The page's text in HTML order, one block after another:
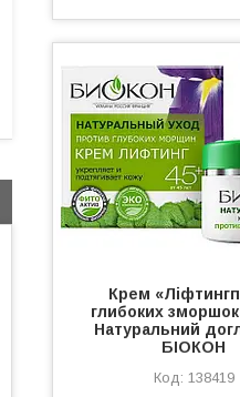
Крем
глибоких
Натуральний
БІОКОН
138419